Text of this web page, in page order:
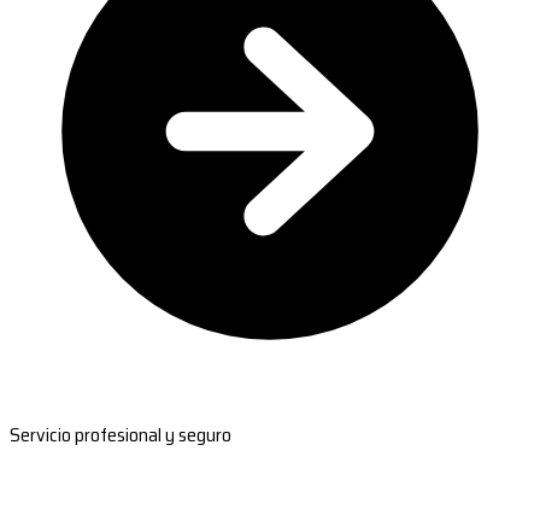
Servicio profesional y seguro